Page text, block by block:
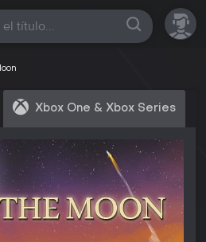
Xbox One & Xbox Series